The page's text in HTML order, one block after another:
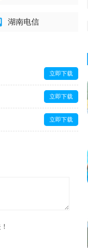
湖南电信
立即下载
立即下载
立即下载